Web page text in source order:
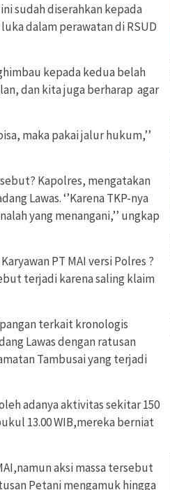
sudah diserahkan kepada
dalam perawatan di RSUD
kepada kedua belah
dan kita juga berharap agar
maka pakai jalur hukum,’’
Kapolres, mengatakan
Lawas. ‘’Karena TKP-nya
yang menangani,’’ ungkap
PT MAI versi Polres ?
terjadi karena saling klaim
terkait kronologis
Lawas dengan ratusan
Tambusai yang terjadi
adanya aktivitas sekitar 150
13.00 WIB,mereka berniat
aksi massa tersebut
Petani mengamuk hingga